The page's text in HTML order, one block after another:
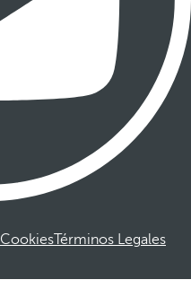
CookiesTérminos Legales